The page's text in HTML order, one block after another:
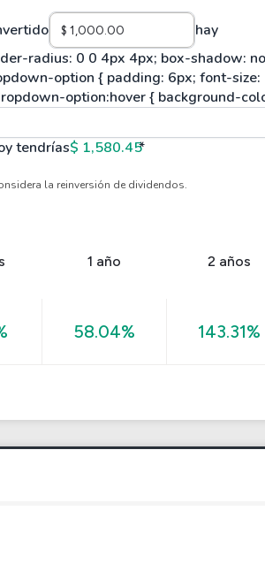
hay
tendrías$ 1,580.45*
la reinversión de dividendos.
1 año 2 años
58.04% 143.31%